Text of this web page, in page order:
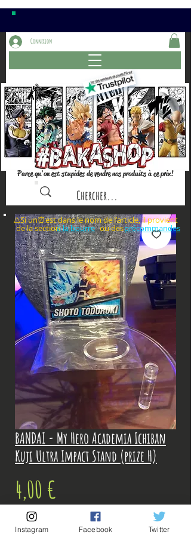
Parce qu'on est stupides de vendre nos produits à ce prix!
Connexion
BANDAI - My Hero Academia Ichiban
Kuji Ultra Impact Stand (prize H)
4,00 €
TVA Incluse
⚠️Si un⏰est dans le nom de l'article, il provient
de la section ou des
à la bourre précommandes
Instagram Facebook Twitter